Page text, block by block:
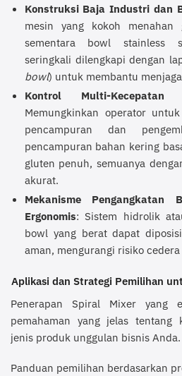
Konstruksi Baja Industri dan
mesin yang kokoh menahan
sementara bowl stainless
seringkali dilengkapi dengan
bowl) untuk membantu
Kontrol Multi-
Memungkinkan operator
pencampuran dan
pencampuran bahan kering
gluten penuh, semuanya
akurat.
Mekanisme
Ergonomis: Sistem hidrolik
bowl yang berat dapat
aman, mengurangi risiko
Aplikasi dan Strategi Pemilihan
Penerapan Spiral Mixer yang
pemahaman yang jelas tentang
jenis produk unggulan bisnis Anda.
Panduan pemilihan berdasarkan